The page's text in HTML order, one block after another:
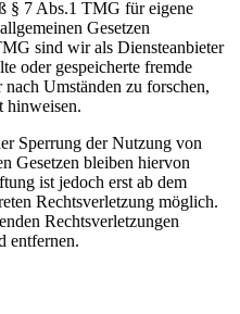
§ 7 Abs.1 TMG für eigene
Gesetzen
sind wir als Diensteanbieter
oder gespeicherte fremde
Umständen zu forschen,
hinweisen.
Sperrung der Nutzung von
Gesetzen bleiben hiervon
ist jedoch erst ab dem
Rechtsverletzung möglich.
Rechtsverletzungen
entfernen.